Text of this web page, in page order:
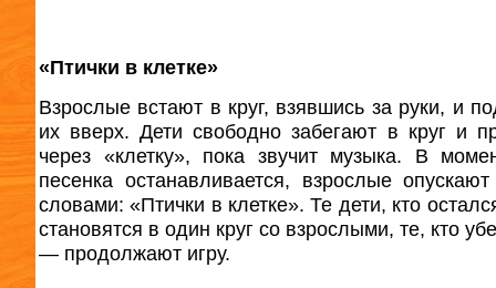
«Птички в клетке»
Взрослые встают в круг, взявшись за руки, и
их вверх. Дети свободно забегают в круг и
через «клетку», пока звучит музыка. В
песенка останавливается, взрослые
словами: «Птички в клетке». Те дети, кто
становятся в один круг со взрослыми, те, кто
— продолжают игру.